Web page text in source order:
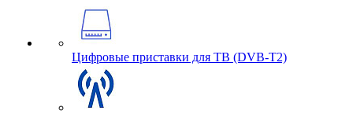
Цифровые приставки для ТВ (DVB-T2)